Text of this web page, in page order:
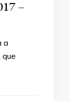
–
a